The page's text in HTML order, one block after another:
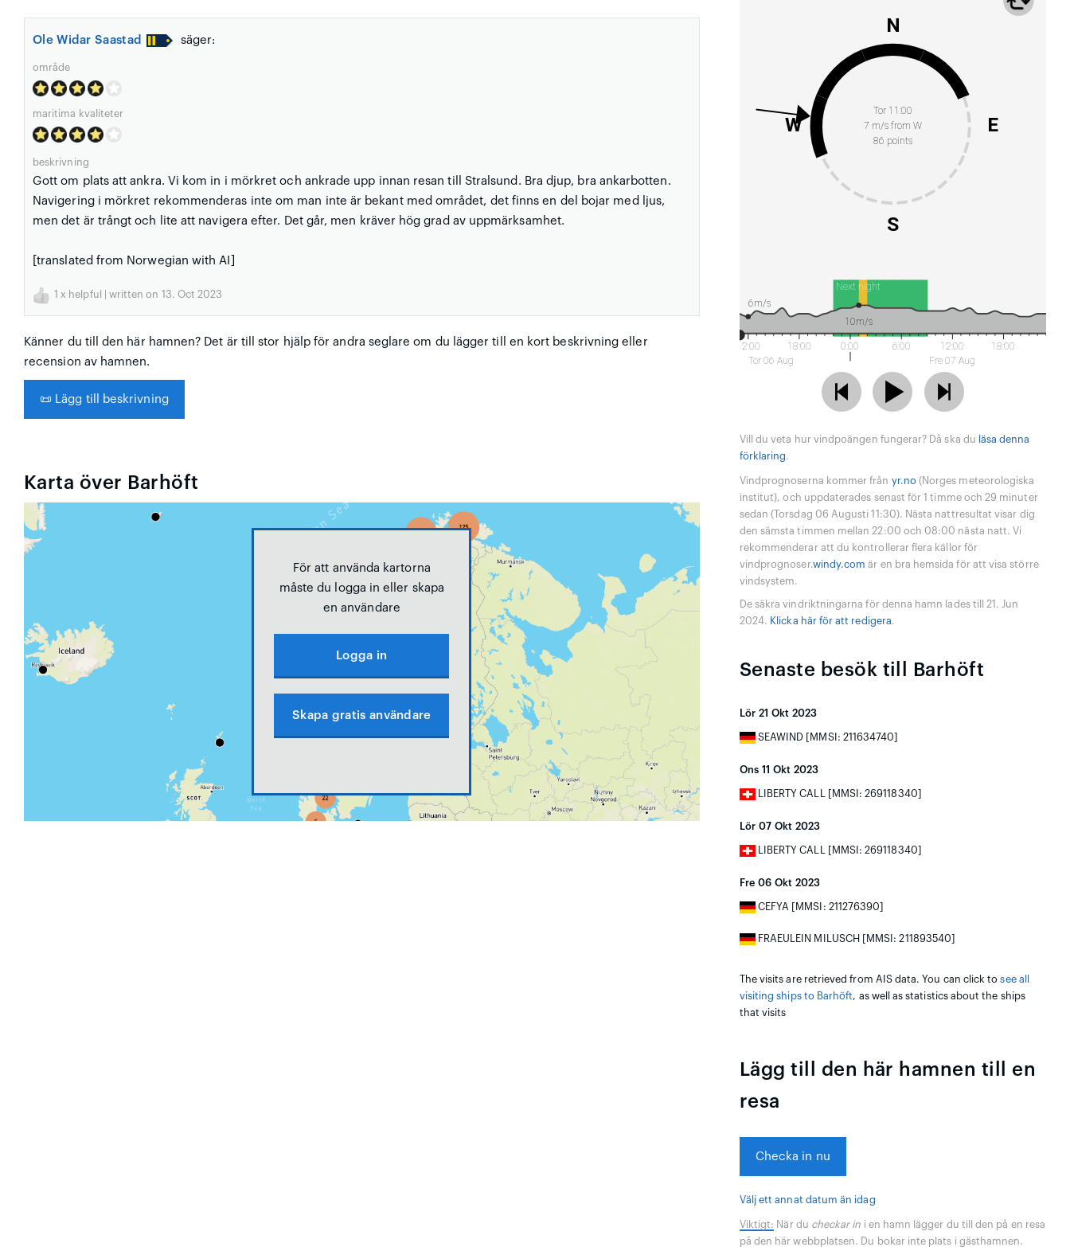
Ole Widar Saastad säger:
område
maritima kvaliteter
beskrivning
Gott om plats att ankra. Vi kom in i mörkret och ankrade upp innan resan till Stralsund. Bra djup, bra ankarbotten.
Navigering i mörkret rekommenderas inte om man inte är bekant med området, det finns en del bojar med ljus,
men det är trångt och lite att navigera efter. Det går, men kräver hög grad av uppmärksamhet.
[translated from Norwegian with AI]
1 x helpful | written on 13. Oct 2023
Känner du till den här hamnen? Det är till stor hjälp för andra seglare om du lägger till en kort beskrivning eller
recension av hamnen.
📜 Lägg till beskrivning
Karta över Barhöft
För att använda kartorna
måste du logga in eller skapa
en användare
Logga in
Skapa gratis användare
Tor 11:00
7 m/s from W
86 points
N
E
S
W
Next night
12:00
Tor 06 Aug
18:00 0:00 6:00
12:00
Fre 07 Aug
18:00
10m/s
6m/s
Vill du veta hur vindpoängen fungerar? Då ska du läsa denna
förklaring.
Vindprognoserna kommer från yr.no (Norges meteorologiska
institut), och uppdaterades senast för 1 timme och 29 minuter
sedan (Torsdag 06 Augusti 11:30). Nästa nattresultat visar dig
den sämsta timmen mellan 22:00 och 08:00 nästa natt. Vi
rekommenderar att du kontrollerar flera källor för
vindprognoser.windy.com är en bra hemsida för att visa större
vindsystem.
De säkra vindriktningarna för denna hamn lades till 21. Jun
2024. Klicka här för att redigera.
Senaste besök till Barhöft
Lör 21 Okt 2023
SEAWIND [MMSI: 211634740]
Ons 11 Okt 2023
LIBERTY CALL [MMSI: 269118340]
Lör 07 Okt 2023
LIBERTY CALL [MMSI: 269118340]
Fre 06 Okt 2023
CEFYA [MMSI: 211276390]
FRAEULEIN MILUSCH [MMSI: 211893540]
The visits are retrieved from AIS data. You can click tosee all
visiting ships to Barhöft, as well as statistics about the ships
that visits
Lägg till den här hamnen till en
resa
Checka in nu
Välj ett annat datum än idag
Viktigt: När du checkar in i en hamn lägger du till den på en resa
på den här webbplatsen. Du bokar inte plats i gästhamnen.